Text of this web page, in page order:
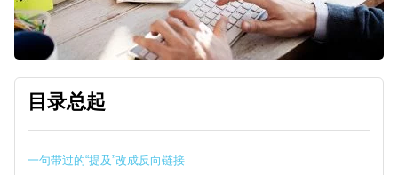
目录总起
一句带过的“提及”改成反向链接